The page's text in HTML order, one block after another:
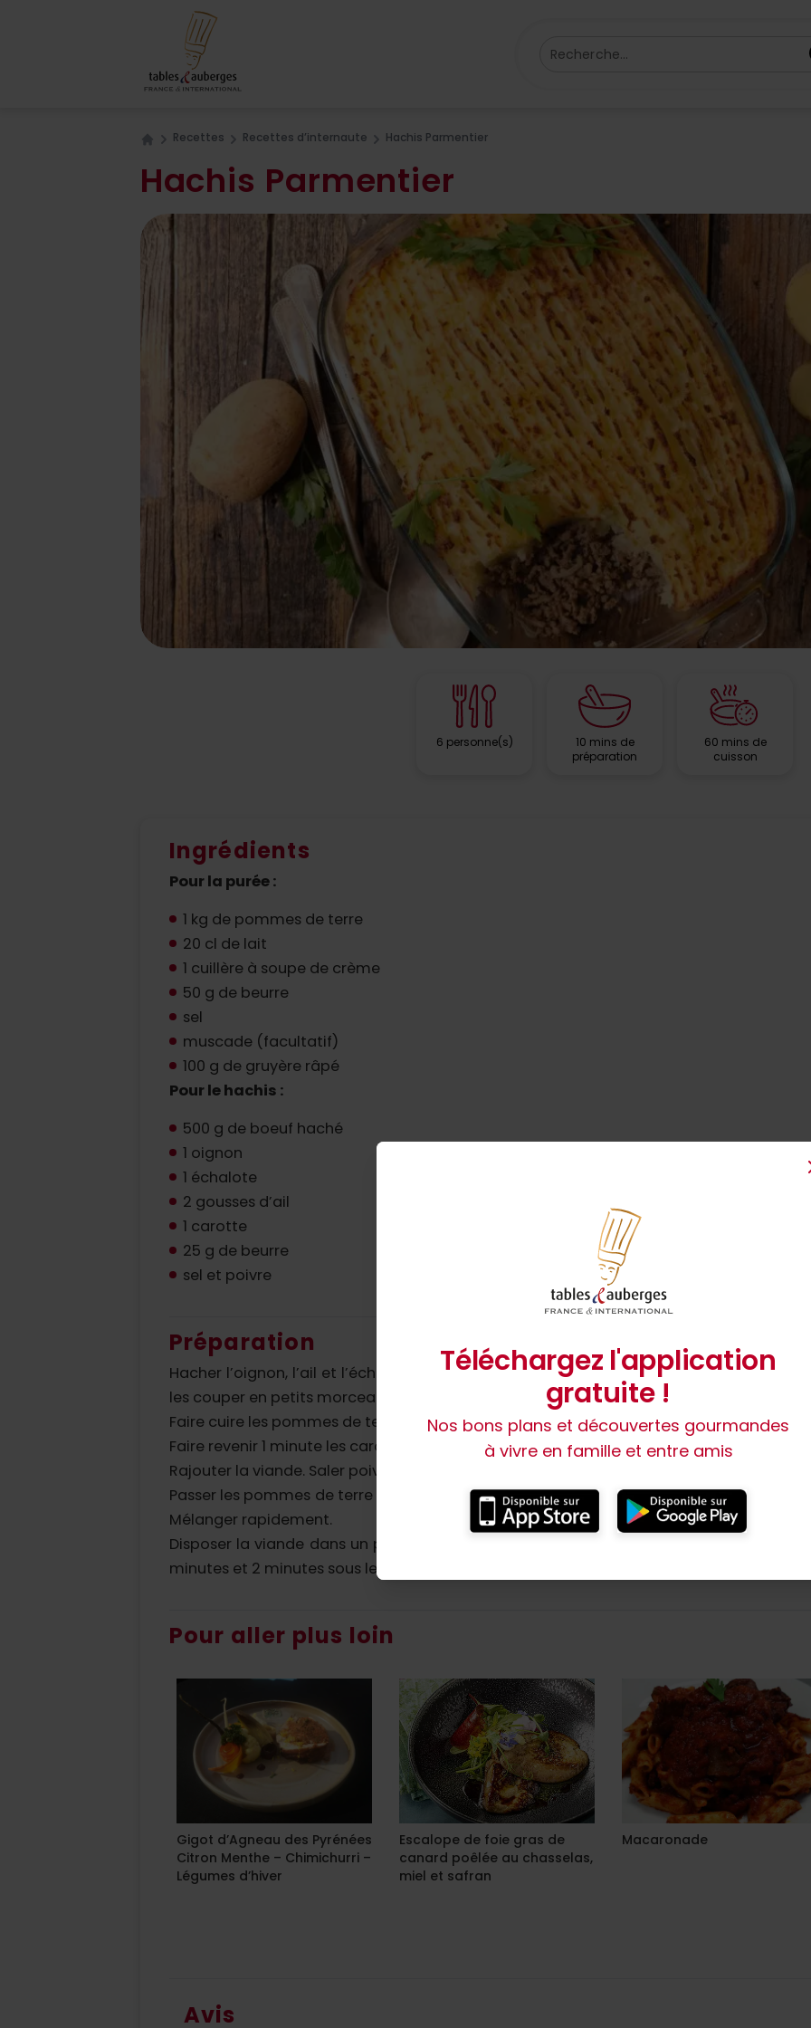
Recherche...
Recettes Recettes d’internaute Hachis Parmentier
Hachis Parmentier
6 personne(s)
10 mins de
préparation
60 mins de
cuisson
Ingrédients
Pour la purée :
1 kg de pommes de terre
20 cl de lait
1 cuillère à soupe de crème
50 g de beurre
sel
muscade (facultatif)
100 g de gruyère râpé
Pour le hachis :
500 g de boeuf haché
1 oignon
1 échalote
2 gousses d’ail
1 carotte
25 g de beurre
sel et poivre
Préparation
Hacher l’oignon, l’ail et l’échalote. éplucher et couper la carotte en brunoise très
les couper en petits morceaux.
Faire cuire les pommes de terre à l’eau salée ou du lait environ 30 minutes.
Faire revenir 1 minute les carottes dans le beurre puis ajouter l’oignon, l’ail et l’échalote.
Rajouter la viande. Saler poivrer et laisser cuire 10 minutes en remuant.
Passer les pommes de terre au moulin à légumes ou au presse purée et y ajouter le
Mélanger rapidement.
Disposer la viande dans un plat à gratin et recouvrir de purée. Terminer avec le
minutes et 2 minutes sous le gril.
Pour aller plus loin
Gigot d’Agneau des Pyrénées
Citron Menthe – Chimichurri –
Légumes d’hiver
Escalope de foie gras de
canard poêlée au chasselas,
miel et safran
Macaronade
Avis
Téléchargez l'application
gratuite !
Nos bons plans et découvertes gourmandes
à vivre en famille et entre amis